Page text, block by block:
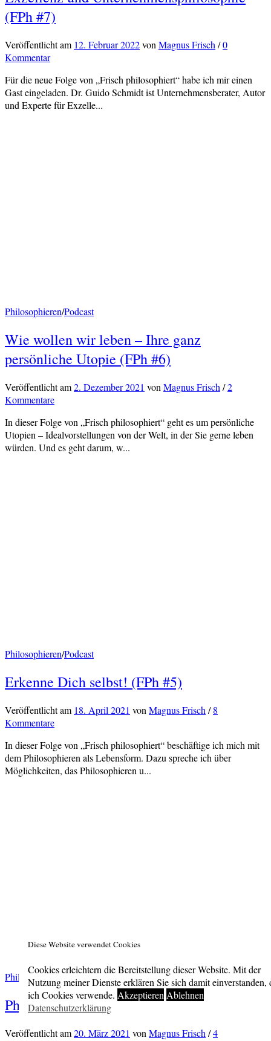
(FPh #7)
Veröffentlichtam 12. Februar 2022von Magnus Frisch /0
Kommentar
Für die neue Folge von „Frisch philosophiert“ habe ich mir einen
Gast eingeladen. Dr. Guido Schmidt ist Unternehmensberater, Autor
und Experte für Exzelle...
Philosophieren/Podcast
Wie wollen wir leben – Ihre ganz
persönliche Utopie (FPh #6)
Veröffentlichtam2. Dezember 2021 von Magnus Frisch /2
Kommentare
In dieser Folge von „Frisch philosophiert“ geht es um persönliche
Utopien – Idealvorstellungen von der Welt, in der Sie gerne leben
würden. Und es geht darum, w...
Philosophieren/Podcast
Erkenne Dich selbst! (FPh #5)
Veröffentlichtam 18. April 2021 von Magnus Frisch /8
Kommentare
In dieser Folge von „Frisch philosophiert“ beschäftige ich mich mit
dem Philosophieren als Lebensform. Dazu spreche ich über
Möglichkeiten, das Philosophieren u...
Philosophieren/Podcast
Philosophieren als Lebensform (FPh #4)
Veröffentlichtam20. März 2021 von Magnus Frisch /4
Diese Website verwendet Cookies
Cookies erleichtern die Bereitstellung dieser Website. Mit der
Nutzung meiner Dienste erklären Sie sich damit einverstanden,
ich Cookies verwende. Akzeptieren Ablehnen
Datenschutzerklärung